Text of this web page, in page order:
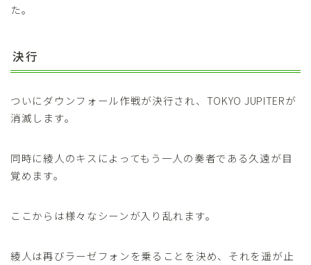
た。
決行
ついにダウンフォール作戦が決行され、TOKYO JUPITERが
消滅します。
同時に綾人のキスによってもう一人の奏者である久遠が目
覚めます。
ここからは様々なシーンが入り乱れます。
綾人は再びラーゼフォンを乗ることを決め、それを遥が止